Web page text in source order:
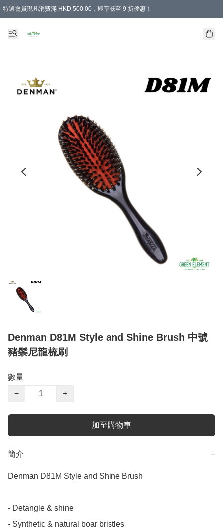
特選會員現凡消費滿 HKD 500.00，即享低至 9 折優惠！
Denman D81M Style and Shine Brush 中號
豬鬃尼龍梳刷
數量
−
+
加至購物車
簡介 −
Denman D81M Style and Shine Brush
- Detangle & shine
- Synthetic & natural boar bristles